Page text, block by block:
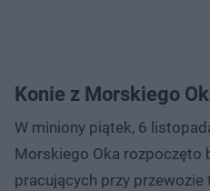
Konie z Morskiego
W miniony piątek, 6
Morskiego Oka rozpoczęto
pracujących przy